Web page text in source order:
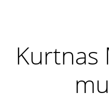
Kurtnas